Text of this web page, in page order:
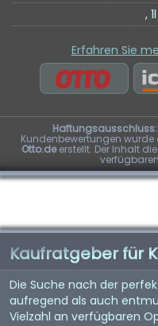
,
Erfahren Sie
Haftungsausschluss:
Kundenbewertungen
Otto.deerstellt. Der Inhalt
Kaufratgeber für
Die Suche nach der
aufregend als auch
Vielzahl an verfügbaren